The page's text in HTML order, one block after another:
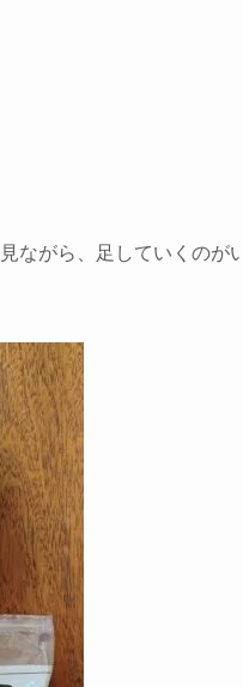
ながら、足していくのが